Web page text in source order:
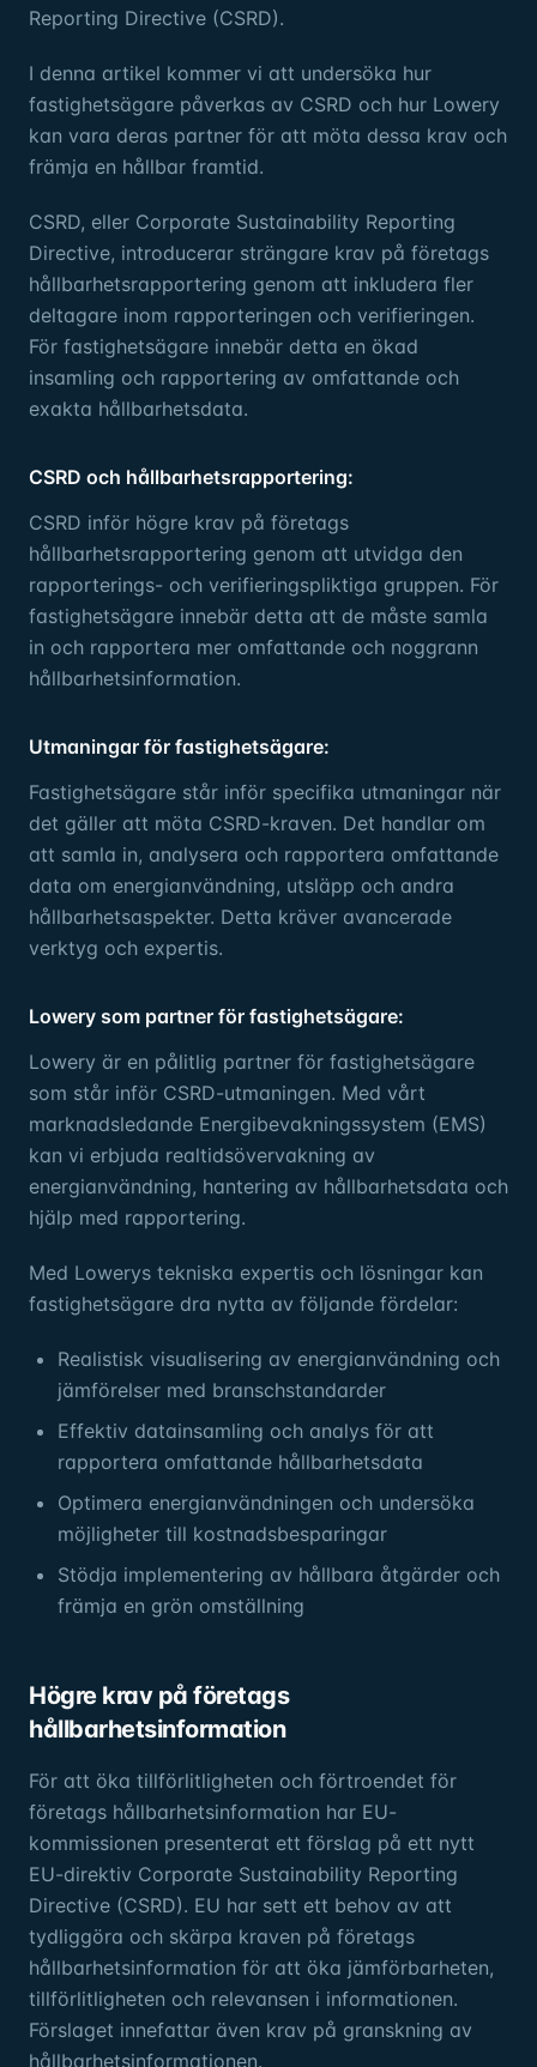
Reporting Directive (CSRD).
I denna artikel kommer vi att undersöka hur
fastighetsägare påverkas av CSRD och hur Lowery
kan vara deras partner för att möta dessa krav och
främja en hållbar framtid.
CSRD, eller Corporate Sustainability Reporting
Directive, introducerar strängare krav på företags
hållbarhetsrapportering genom att inkludera fler
deltagare inom rapporteringen och verifieringen.
För fastighetsägare innebär detta en ökad
insamling och rapportering av omfattande och
exakta hållbarhetsdata.
CSRD och hållbarhetsrapportering:
CSRD inför högre krav på företags
hållbarhetsrapportering genom att utvidga den
rapporterings- och verifieringspliktiga gruppen. För
fastighetsägare innebär detta att de måste samla
in och rapportera mer omfattande och noggrann
hållbarhetsinformation.
Utmaningar för fastighetsägare:
Fastighetsägare står inför specifika utmaningar när
det gäller att möta CSRD-kraven. Det handlar om
att samla in, analysera och rapportera omfattande
data om energianvändning, utsläpp och andra
hållbarhetsaspekter. Detta kräver avancerade
verktyg och expertis.
Lowery som partner för fastighetsägare:
Lowery är en pålitlig partner för fastighetsägare
som står inför CSRD-utmaningen. Med vårt
marknadsledande Energibevakningssystem (EMS)
kan vi erbjuda realtidsövervakning av
energianvändning, hantering av hållbarhetsdata och
hjälp med rapportering.
Med Lowerys tekniska expertis och lösningar kan
fastighetsägare dra nytta av följande fördelar:
Realistisk visualisering av energianvändning och
jämförelser med branschstandarder
Effektiv datainsamling och analys för att
rapportera omfattande hållbarhetsdata
Optimera energianvändningen och undersöka
möjligheter till kostnadsbesparingar
Stödja implementering av hållbara åtgärder och
främja en grön omställning
Högre krav på företags
hållbarhetsinformation
För att öka tillförlitligheten och förtroendet för
företags hållbarhetsinformation har EU-
kommissionen presenterat ett förslag på ett nytt
EU-direktiv Corporate Sustainability Reporting
Directive (CSRD). EU har sett ett behov av att
tydliggöra och skärpa kraven på företags
hållbarhetsinformation för att öka jämförbarheten,
tillförlitligheten och relevansen i informationen.
Förslaget innefattar även krav på granskning av
hållbarhetsinformationen.